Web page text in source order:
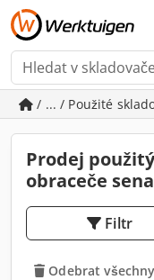
/ ... / Použité
Prodej
obraceče
Filtr
Odebrat